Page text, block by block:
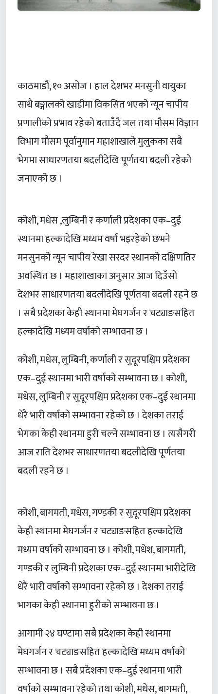
काठमाडौं, १० असोज । हाल देशभर मनसुनी वायुका
साथै बङ्गालको खाडीमा विकसित भएको न्यून चापीय
प्रणालीको प्रभाव रहेको बताउँदै जल तथा मौसम विज्ञान
विभाग मौसम पूर्वानुमान महाशाखाले मुलुकका सबै
भेगमा साधारणतया बदलीदेखि पूर्णतया बदली रहेको
जनाएको छ ।
कोशी, मधेस ,लुम्बिनी र कर्णाली प्रदेशका एक–दुई
स्थानमा हल्कादेखि मध्यम वर्षा भइरहेको छभने
मनसुनको न्यून चापीय रेखा सरदर स्थानको दक्षिणतिर
अवस्थित छ । महाशाखाका अनुसार आज दिउँसो
देशभर साधारणतया बदलीदेखि पूर्णतया बदली रहने छ
। सबै प्रदेशका केही स्थानमा मेघगर्जन र चट्याङसहित
हल्कादेखि मध्यम वर्षाको सम्भावना छ ।
कोशी, मधेस, लुम्बिनी, कर्णाली र सुदूरपश्चिम प्रदेशका
एक–दुई स्थानमा भारी वर्षाको सम्भावना छ । कोशी,
मधेस, लुम्बिनी र सुदूरपश्चिम प्रदेशका एक–दुई स्थानमा
धेरै भारी वर्षाको सम्भावना रहेको छ । देशका तराई
भेगका केही स्थानमा हुरी चल्ने सम्भावना छ । त्यसैगरी
आज राति देशभर साधारणतया बदलीदेखि पूर्णतया
बदली रहने छ ।
कोशी, बागमती, मधेस, गण्डकी र सुदूरपश्चिम प्रदेशका
केही स्थानमा मेघगर्जन र चट्याङसहित हल्कादेखि
मध्यम वर्षाको सम्भावना छ । कोशी, मधेश, बागमती,
गण्डकी र लुम्बिनी प्रदेशका एक–दुई स्थानमा भारीदेखि
धेरै भारी वर्षाको सम्भावना रहेको छ । देशका तराई
भागका केही स्थानमा हुरीको सम्भावना छ ।
आगामी २४ घण्टामा सबै प्रदेशका केही स्थानमा
मेघगर्जन र चट्याङसहित हल्कादेखि मध्यम वर्षाको
सम्भावना छ । सबै प्रदेशका एक–दुई स्थानमा भारी
वर्षाको सम्भावना रहेको तथा कोशी, मधेस, बागमती,